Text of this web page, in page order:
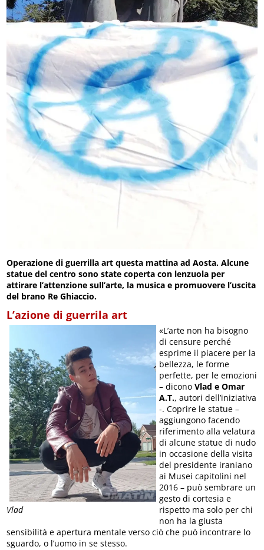
Operazione di guerrilla art questa mattina ad Aosta. Alcune
statue del centro sono state coperta con lenzuola per
attirare l’attenzione sull’arte, la musica e promuovere l’uscita
del brano Re Ghiaccio.
L’azione di guerrila art
Vlad
«L’arte non ha bisogno
di censure perché
esprime il piacere per la
bellezza, le forme
perfette, per le emozioni
– dicono Vlad e Omar
A.T., autori dell’iniziativa
-. Coprire le statue –
aggiungono facendo
riferimento alla velatura
di alcune statue di nudo
in occasione della visita
del presidente iraniano
ai Musei capitolini nel
2016 – può sembrare un
gesto di cortesia e
rispetto ma solo per chi
non ha la giusta
sensibilità e apertura mentale verso ciò che può incontrare lo
sguardo, o l’uomo in se stesso.